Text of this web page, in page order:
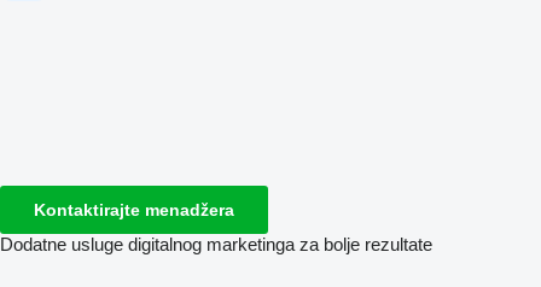
Kontaktirajte menadžera
Dodatne usluge digitalnog marketinga za bolje rezultate